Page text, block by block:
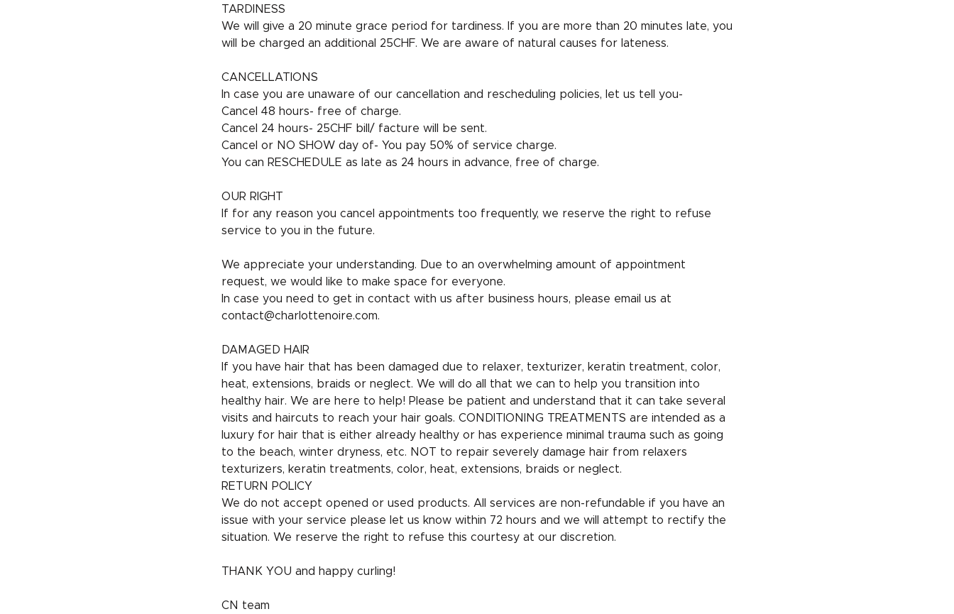
TARDINESS
We will give a 20 minute grace period for tardiness. If you are more than 20 minutes late, you
will be charged an additional 25CHF. We are aware of natural causes for lateness.
CANCELLATIONS
In case you are unaware of our cancellation and rescheduling policies, let us tell you-
Cancel 48 hours- free of charge.
Cancel 24 hours- 25CHF bill/ facture will be sent.
Cancel or NO SHOW day of- You pay 50% of service charge.
You can RESCHEDULE as late as 24 hours in advance, free of charge.
OUR RIGHT
If for any reason you cancel appointments too frequently, we reserve the right to refuse
service to you in the future.
We appreciate your understanding. Due to an overwhelming amount of appointment
request, we would like to make space for everyone.
In case you need to get in contact with us after business hours, please email us at
contact@charlottenoire.com.
DAMAGED HAIR
If you have hair that has been damaged due to relaxer, texturizer, keratin treatment, color,
heat, extensions, braids or neglect. We will do all that we can to help you transition into
healthy hair. We are here to help! Please be patient and understand that it can take several
visits and haircuts to reach your hair goals. CONDITIONING TREATMENTS are intended as a
luxury for hair that is either already healthy or has experience minimal trauma such as going
to the beach, winter dryness, etc. NOT to repair severely damage hair from relaxers
texturizers, keratin treatments, color, heat, extensions, braids or neglect.
RETURN POLICY
We do not accept opened or used products. All services are non-refundable if you have an
issue with your service please let us know within 72 hours and we will attempt to rectify the
situation. We reserve the right to refuse this courtesy at our discretion.
THANK YOU and happy curling!
CN team